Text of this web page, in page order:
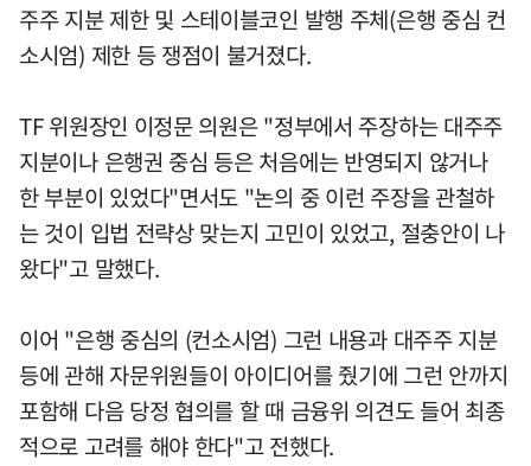
주주 지분 제한 및 스테이블코인 발행 주체(은행 중심 컨
소시엄) 제한 등 쟁점이 불거졌다.
TF 위원장인 이정문 의원은 "정부에서 주장하는 대주주
지분이나 은행권 중심 등은 처음에는 반영되지 않거나
한 부분이 있었다"면서도 "논의 중 이런 주장을 관철하
는 것이 입법 전략상 맞는지 고민이 있었고, 절충안이 나
왔다"고 말했다.
이어 "은행 중심의 (컨소시엄) 그런 내용과 대주주 지분
등에 관해 자문위원들이 아이디어를 줬기에 그런 안까지
포함해 다음 당정 협의를 할 때 금융위 의견도 들어 최종
적으로 고려를 해야 한다"고 전했다.